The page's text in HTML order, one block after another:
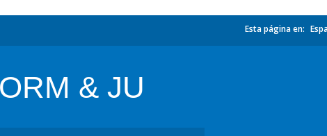
Esta página en:
& JU